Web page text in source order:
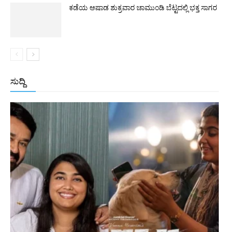
ಕಡೆಯ ಆಷಾಡ ಶುಕ್ರವಾರ ಚಾಮುಂಡಿ ಬೆಟ್ಟದಲ್ಲಿ ಭಕ್ತ ಸಾಗರ
ಸುದ್ದಿ